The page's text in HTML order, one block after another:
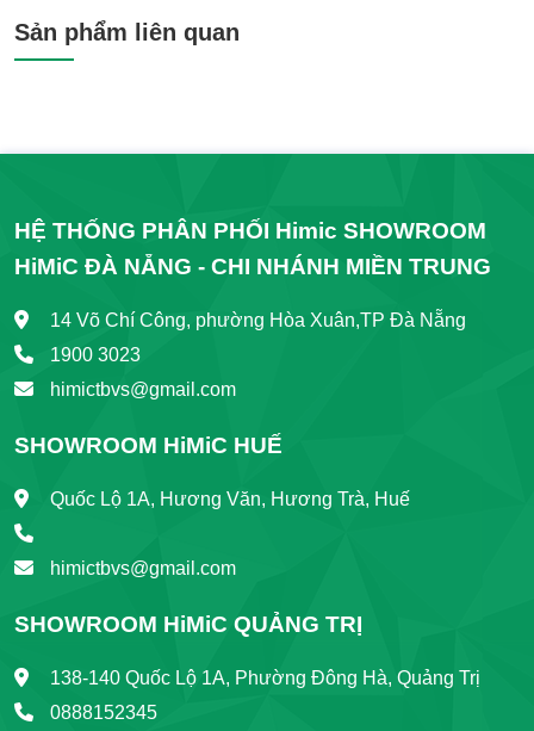
Sản phẩm liên quan
HỆ THỐNG PHÂN PHỐI Himic SHOWROOM
HiMiC ĐÀ NẴNG - CHI NHÁNH MIỀN TRUNG
14 Võ Chí Công, phường Hòa Xuân,TP Đà Nẵng
1900 3023
himictbvs@gmail.com
SHOWROOM HiMiC HUẾ
Quốc Lộ 1A, Hương Văn, Hương Trà, Huế
himictbvs@gmail.com
SHOWROOM HiMiC QUẢNG TRỊ
138-140 Quốc Lộ 1A, Phường Đông Hà, Quảng Trị
0888152345